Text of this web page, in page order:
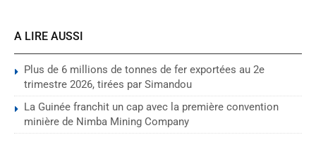
A LIRE AUSSI
Plus de 6 millions de tonnes de fer exportées au 2e
trimestre 2026, tirées par Simandou
La Guinée franchit un cap avec la première convention
minière de Nimba Mining Company